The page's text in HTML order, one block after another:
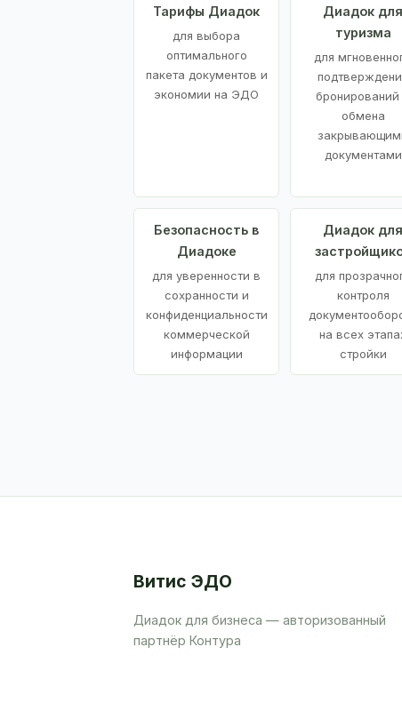
Тарифы Диадок
для выбора
оптимального
пакета документов и
экономии на ЭДО
Диадок для
туризма
для
бронирований
обмена
документами
Безопасность в
Диадоке
для уверенности в
сохранности и
конфиденциальности
коммерческой
информации
Диадок для
для
контроля
на всех
стройки
Витис ЭДО
Диадок для бизнеса — авторизованный
партнёр Контура